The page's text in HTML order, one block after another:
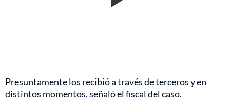
Presuntamente los recibió a través de terceros y en
distintos momentos, señaló el fiscal del caso.